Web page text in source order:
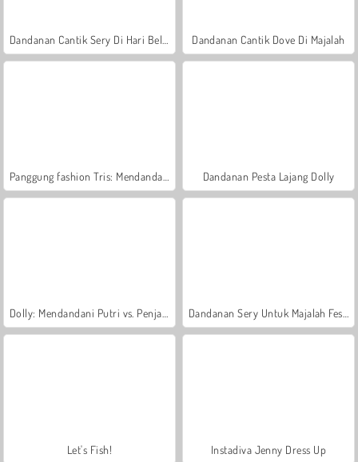
Dandanan Cantik Dove Di Majalah
Dandanan Pesta Lajang Dolly
Let's Fish! Instadiva Jenny Dress Up